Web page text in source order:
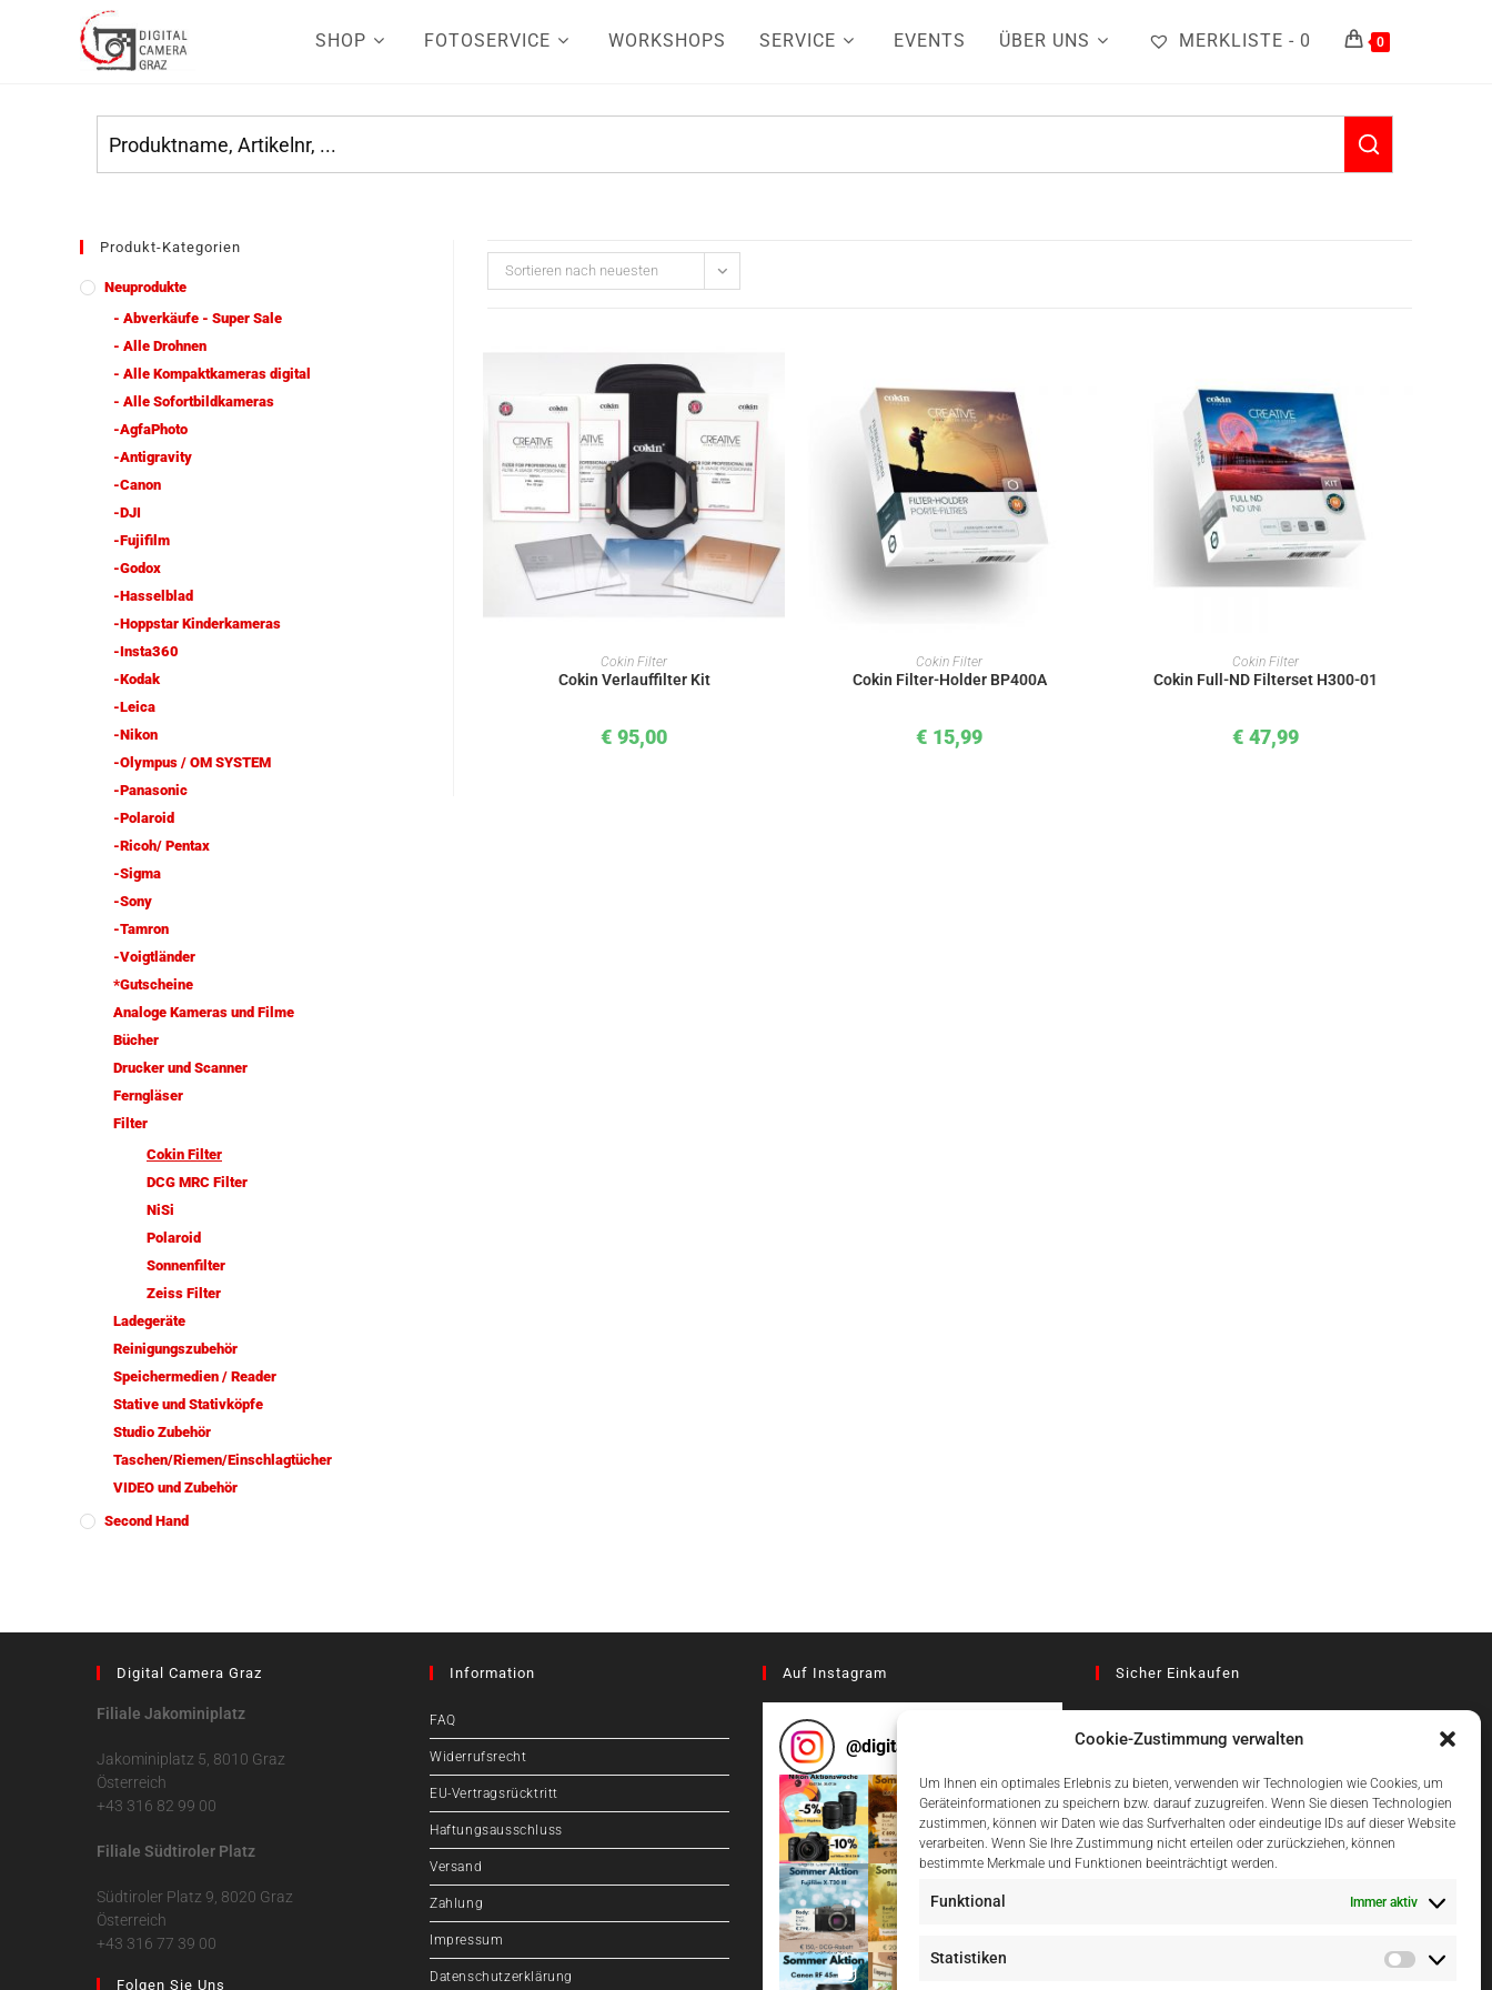
Cookie-Zustimmung verwalten
Um Ihnen ein optimales Erlebnis zu bieten, verwenden wir Technologien wie Cookies, um
Geräteinformationen zu speichern bzw. darauf zuzugreifen. Wenn Sie diesen Technologien
zustimmen, können wir Daten wie das Surfverhalten oder eindeutige IDs auf dieser Website
verarbeiten. Wenn Sie Ihre Zustimmung nicht erteilen oder zurückziehen, können
bestimmte Merkmale und Funktionen beeinträchtigt werden.
Funktional Immer aktiv
Statistiken
SHOP FOTOSERVICE WORKSHOPS SERVICE EVENTS ÜBER UNS MERKLISTE - 0 0
Produkt-Kategorien
Neuprodukte
- Abverkäufe - Super Sale
- Alle Drohnen
- Alle Kompaktkameras digital
- Alle Sofortbildkameras
-AgfaPhoto
-Antigravity
-Canon
-DJI
-Fujifilm
-Godox
-Hasselblad
-Hoppstar Kinderkameras
-Insta360
-Kodak
-Leica
-Nikon
-Olympus / OM SYSTEM
-Panasonic
-Polaroid
-Ricoh/ Pentax
-Sigma
-Sony
-Tamron
-Voigtländer
*Gutscheine
Analoge Kameras und Filme
Bücher
Drucker und Scanner
Ferngläser
Filter
Cokin Filter
DCG MRC Filter
NiSi
Polaroid
Sonnenfilter
Zeiss Filter
Ladegeräte
Reinigungszubehör
Speichermedien / Reader
Stative und Stativköpfe
Studio Zubehör
Taschen/Riemen/Einschlagtücher
VIDEO und Zubehör
Second Hand
Sortieren nach neuesten
IN DEN WARENKORB
Cokin Filter
Cokin Verlauffilter Kit
€ 95,00
IN DEN WARENKORB
Cokin Filter
Cokin Filter-Holder BP400A
€ 15,99
IN DEN WARENKORB
Cokin Filter
Cokin Full-ND Filterset H300-01
€ 47,99
Digital Camera Graz
Filiale Jakominiplatz
Jakominiplatz 5, 8010 Graz
Österreich
+43 316 82 99 00
Filiale Südtiroler Platz
Südtiroler Platz 9, 8020 Graz
Österreich
+43 316 77 39 00
Folgen Sie Uns
Information
FAQ
Widerrufsrecht
EU-Vertragsrücktritt
Haftungsausschluss
Versand
Zahlung
Impressum
Datenschutzerklärung
Auf Instagram
@digitalcameragraz
Sicher Einkaufen
Einfach Online Bezahlen